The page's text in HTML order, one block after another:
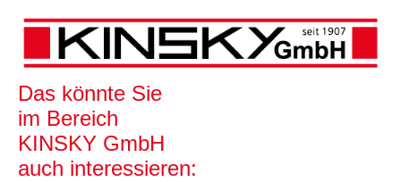
Das könnte Sie
im Bereich
KINSKY GmbH
auch interessieren: